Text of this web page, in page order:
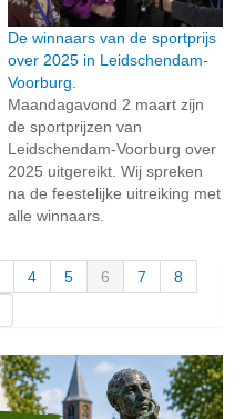
De winnaars van de sportprijs
over 2025 in Leidschendam-
Voorburg.
Maandagavond 2 maart zijn
de sportprijzen van
Leidschendam-Voorburg over
2025 uitgereikt. Wij spreken
na de feestelijke uitreiking met
alle winnaars.
4 5 6 7
8